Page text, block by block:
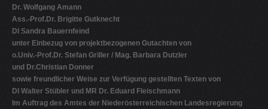
S
T
U
V
W
Dr. Wolfgang Amann
Ass.-Prof.Dr. Brigitte Gutknecht
DI Sandra Bauernfeind
unter Einbezug von projektbezogenen Gutachten von
o.Univ.-Prof.Dr. Stefan Griller / Mag. Barbara Dutzler
und Dr.Christian Donner
sowie freundlicher Weise zur Verfügung gestellten Texten von
DI Walter Stübler und MR Dr. Eduard Fleischmann
Im Auftrag des Amtes der Niederösterreichischen Landesregierung